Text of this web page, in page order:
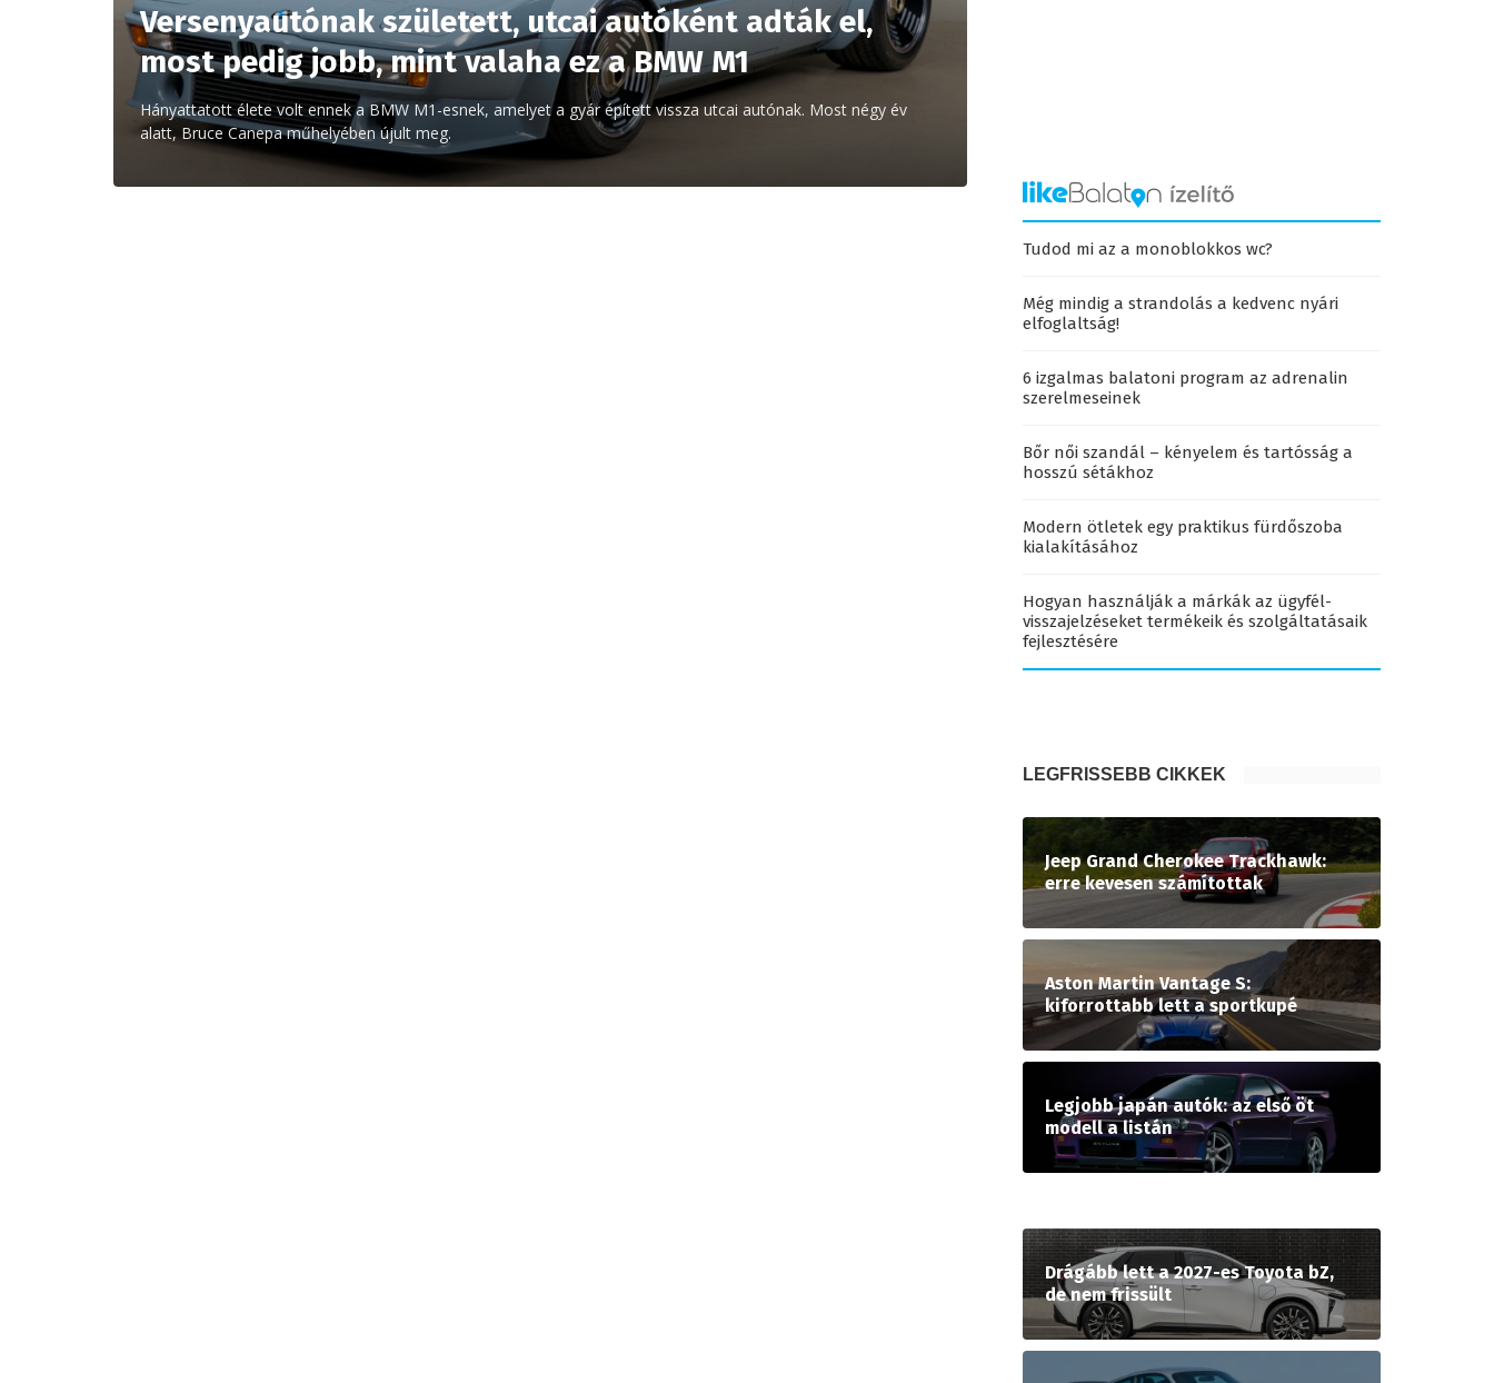
Versenyautónak született, utcai autóként adták el,
most pedig jobb, mint valaha ez a BMW M1
Hányattatott élete volt ennek a BMW M1-esnek, amelyet a gyár épített vissza utcai autónak. Most négy év
alatt, Bruce Canepa műhelyében újult meg.
Tudod mi az a monoblokkos wc?
Még mindig a strandolás a kedvenc nyári
elfoglaltság!
6 izgalmas balatoni program az adrenalin
szerelmeseinek
Bőr női szandál – kényelem és tartósság a
hosszú sétákhoz
Modern ötletek egy praktikus fürdőszoba
kialakításához
Hogyan használják a márkák az ügyfél-
visszajelzéseket termékeik és szolgáltatásaik
fejlesztésére
LEGFRISSEBB CIKKEK
Jeep Grand Cherokee Trackhawk:
erre kevesen számítottak
Aston Martin Vantage S:
kiforrottabb lett a sportkupé
Legjobb japán autók: az első öt
modell a listán
Drágább lett a 2027-es Toyota bZ,
de nem frissült